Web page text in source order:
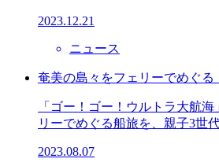
2023.12.21
ニュース
奄美の島々をフェリーでめぐ
「ゴー！ゴー！ウルトラ大航
リーでめぐる船旅を、親子3世
2023.08.07